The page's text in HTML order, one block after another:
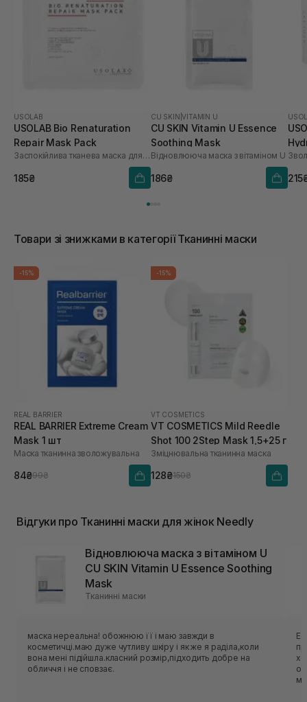
USOLAB
USOLAB Bio Renaturation
Repair Mask Pack
Заспокійлива тканева маска для обличчя
185₴
CU SKIN |VITAMIN U
CU SKIN Vitamin U Essence
Soothing Mask
Відновлююча маска з вітаміном U
186₴
шт
Товари зі знижками в категорії Тканинні маски
-15%
REAL BARRIER
REAL BARRIER Extreme Cream
Mask 1 шт
Маска тканинна зволожувальна
84₴99₴
-15%
VT COSMETICS
VT COSMETICS Mild Reedle
Shot 100 2Step Mask 1,5+25 г
Зміцнювальна тканинна маска
128₴150₴
Відгуки про Тканинні маски для жінок Needly
Відновлююча маска з вітаміном U
CU SKIN Vitamin U Essence Soothing
Mask
Тканинні маски
маска нереальна! обожнюю її і маю завжди в
косметичці.маю дуже чутливу шкіру і як же я раділа,коли
вона мені підійшла.класний розмір,підходить добре на
обличчя і не сповзає.